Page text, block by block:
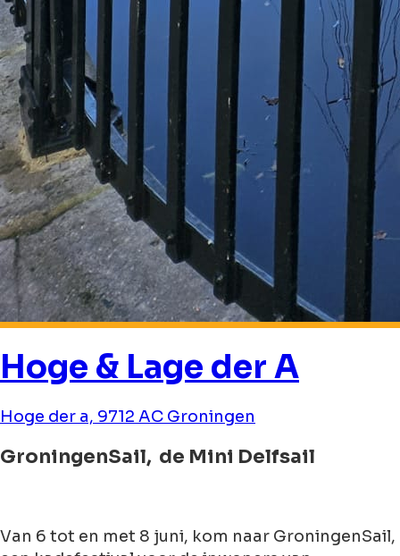
Hoge & Lage der A
Hoge der a, 9712 AC Groningen
GroningenSail, de Mini Delfsail
Van 6 tot en met 8 juni, kom naar GroningenSail,